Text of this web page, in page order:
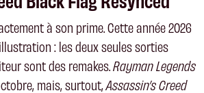
à son prime. Cette année 2026
: les deux seules sorties
sont des remakes. Rayman Legends
mais, surtout,Assassin’s Creed